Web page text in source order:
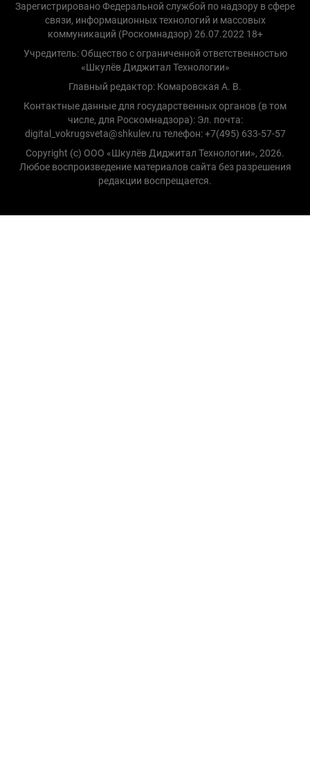
Зарегистрировано Федеральной службой по надзору в сфере
связи, информационных технологий и массовых
коммуникаций (Роскомнадзор) 26.07.2022 18+
Учредитель: Общество с ограниченной ответственностью
«Шкулёв Диджитал Технологии»
Главный редактор: Комаровская А. В.
Контактные данные для государственных органов (в том
числе, для Роскомнадзора): Эл. почта:
digital_vokrugsveta@shkulev.ru телефон: +7(495) 633-57-57
Copyright (с) ООО «Шкулёв Диджитал Технологии», 2026.
Любое воспроизведение материалов сайта без разрешения
редакции воспрещается.